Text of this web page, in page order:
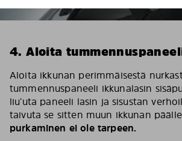
4. Aloita
Aloita ikkunan perimmäisestä
tummennuspaneeli ikkunalasin
liu’uta paneeli lasin ja sisustan
taivuta se sitten muun ikkunan
purkaminen ei ole tarpeen.